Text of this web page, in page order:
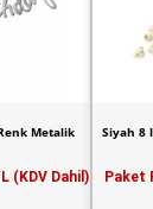
Metalik
(KDV Dahil)
Siyah 8
Paket